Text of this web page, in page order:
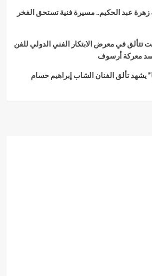
زهرة عبد الحكيم.. مسيرة فنية تستحق الفخر
تتألق في معرض الابتكار الفني الدولي للفن
معركة أرسوف
تألق الفنان الشاب إبراهيم حسام